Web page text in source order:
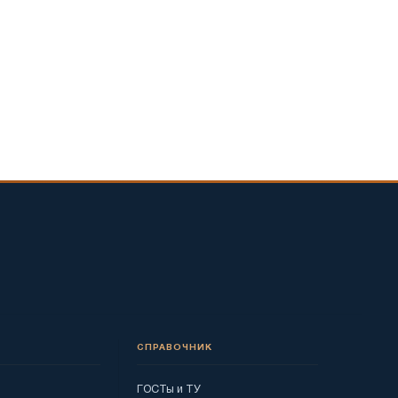
СПРАВОЧНИК
ГОСТы и ТУ